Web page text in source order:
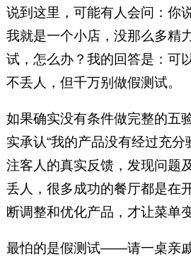
说到这里，可能有人会问：你
我就是一个小店，没那么多精
试，怎么办？我的回答是：可
不丢人，但千万别做假测试。
如果确实没有条件做完整的五
实承认“我的产品没有经过充分
注客人的真实反馈，发现问题
丢人，很多成功的餐厅都是在
断调整和优化产品，才让菜单
最怕的是假测试——请一桌亲